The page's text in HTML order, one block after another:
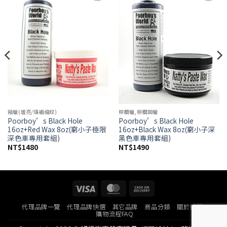
釉蠟(增亮/填補細紋)
Poorboy’s Black Hole
16oz+Red Wax 8oz(窮小子極限
深色車專用套組)
NT$1480
棕櫚蠟,棕櫚固蠟
Poorboy’s Black Hole
16oz+Black Wax 8oz(窮小子深
黑色車專用套組)
NT$1490
Visa MasterCard
Delivery
代理品牌一覽 代理品牌快選 其它品牌 商品分類 關於好蠟
購物流程FAQ